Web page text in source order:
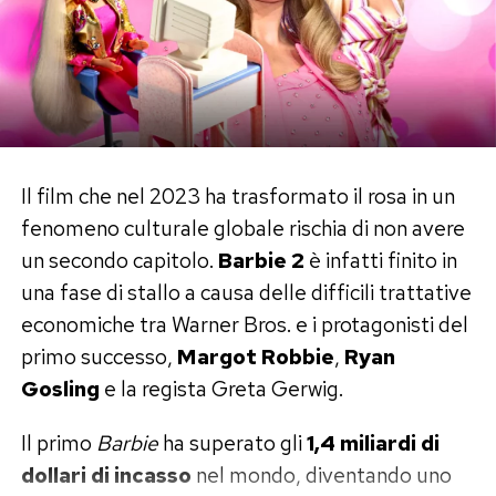
registi come Spike Lee e i fratelli Coen, lui
descrive oggi quegli anni come una condizione
«senza speranza».
Il debutto, del resto, aveva già avuto qualcosa
di perfettamente ferrariano. A 24 anni diresse il
film pornografico9 Lives of a Wet Pussy,
racimolando corrente dai lampioni e affidandosi
a un attore che, secondo il suo racconto, si rivelò
inadatto e fuggì dalla scala antincendio. Il porno
non era la sua strada, ma quel set improvvisato
diventò la sua prima vera scuola di cinema.
La notte con Asia Argento e la scia
di petali
Il film che nel 2023 ha trasformato il rosa in un
fenomeno culturale globale rischia di non avere
un secondo capitolo. Barbie 2 è infatti finito in
una fase di stallo a causa delle difficili trattative
economiche tra Warner Bros. e i protagonisti del
primo successo, Margot Robbie, Ryan
Gosling e la regista Greta Gerwig.
Il primo Barbieha superato gli1,4 miliardi di
dollari di incasso nel mondo, diventando uno